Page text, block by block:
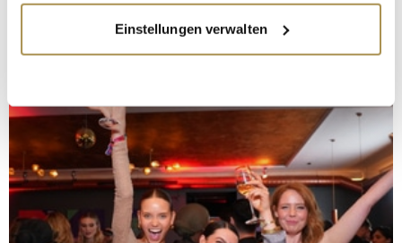
Informationen über Ihre geografische Lage
erfassen, welche bis auf einige Meter genau sein
bestimmten Merkmalen (Fingerprinting) identifizieren
Erfahren Sie mehr darüber, wie Ihre persönlichen Daten
verarbeitet werden, und legen Sie Ihre Präferenzen im
Abschnitt Einzelheitenfest.
Wir verwenden Cookies, um Inhalte und Anzeigen zu
Einstellungen verwalten